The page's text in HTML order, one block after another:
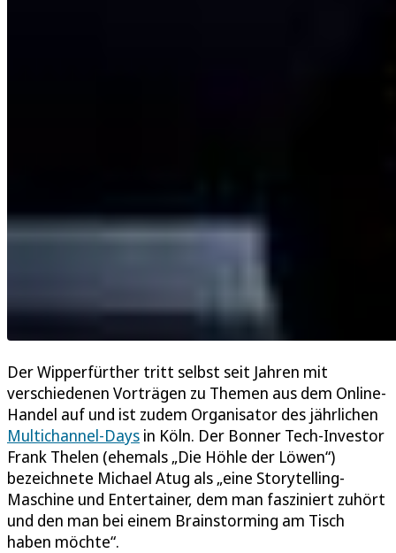
Der Wipperfürther tritt selbst seit Jahren mit
verschiedenen Vorträgen zu Themen aus dem Online-
Handel auf und ist zudem Organisator des jährlichen
Multichannel-Days in Köln. Der Bonner Tech-Investor
Frank Thelen (ehemals „Die Höhle der Löwen“)
bezeichnete Michael Atug als „eine Storytelling-
Maschine und Entertainer, dem man fasziniert zuhört
und den man bei einem Brainstorming am Tisch
haben möchte“.